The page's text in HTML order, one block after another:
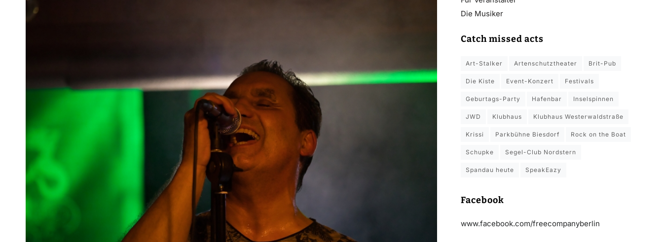
Die Musiker
Catch missed acts
Art-Stalker Artenschutztheater Brit-Pub
Die Kiste Event-Konzert Festivals
Geburtags-Party Hafenbar Inselspinnen
JWD Klubhaus Klubhaus Westerwaldstraße
Krissi Parkbühne Biesdorf Rock on the Boat
Schupke Segel-Club Nordstern
Spandau heute SpeakEazy
Facebook
www.facebook.com/freecompanyberlin